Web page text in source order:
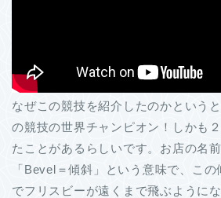
なぜこの競技を紹介したのかという
の競技の世界チャンピオン！しかも
たことがあるらしいです。お店の名
「Bevel＝傾斜」という意味で、こ
でフリスビーが遠くまで飛ぶように